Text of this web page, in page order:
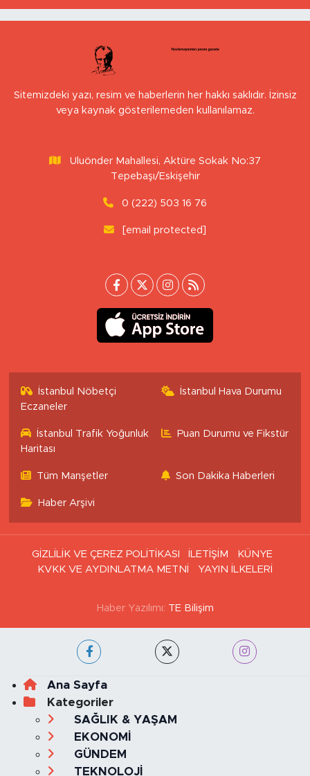
Sitemizdeki yazı, resim ve haberlerin her hakkı saklıdır. İzinsiz
veya kaynak gösterilemeden kullanılamaz.
Uluönder Mahallesi, Aktüre Sokak No:37
Tepebaşı/Eskişehir
0 (222) 503 16 76
[email protected]
İstanbul Nöbetçi
Eczaneler
İstanbul Hava Durumu
İstanbul Trafik Yoğunluk
Haritası
Puan Durumu ve Fikstür
Tüm Manşetler Son Dakika Haberleri
Haber Arşivi
GİZLİLİK VE ÇEREZ POLİTİKASI İLETİŞİM
KÜNYE
KVKK VE AYDINLATMA METNİ
YAYIN İLKELERİ
Haber Yazılımı: TE Bilişim
Ana Sayfa
Kategoriler
SAĞLIK & YAŞAM
EKONOMİ
GÜNDEM
TEKNOLOJİ